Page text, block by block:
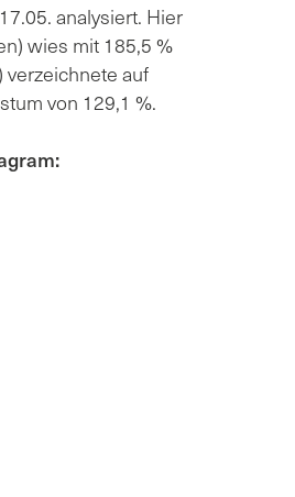
analysiert. Hier
wies mit 185,5 %
verzeichnete auf
von 129,1 %.